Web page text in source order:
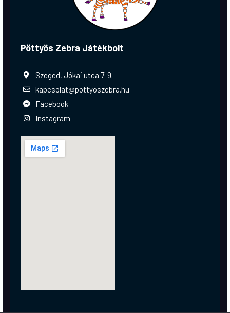
Pöttyös Zebra Játékbolt
Szeged, Jókai utca 7-9.
kapcsolat@pottyoszebra.hu
Facebook
Instagram